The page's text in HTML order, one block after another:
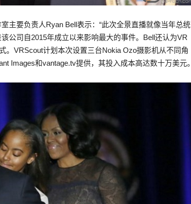
主要负责人Ryan Bell表示：“此次全景直播就像当年总统
公司自2015年成立以来影响最大的事件。Bell还认为VR
。VRScout计划本次设置三台Nokia Ozo摄影机从不同角
Images和vantage.tv提供，其投入成本高达数十万美元。